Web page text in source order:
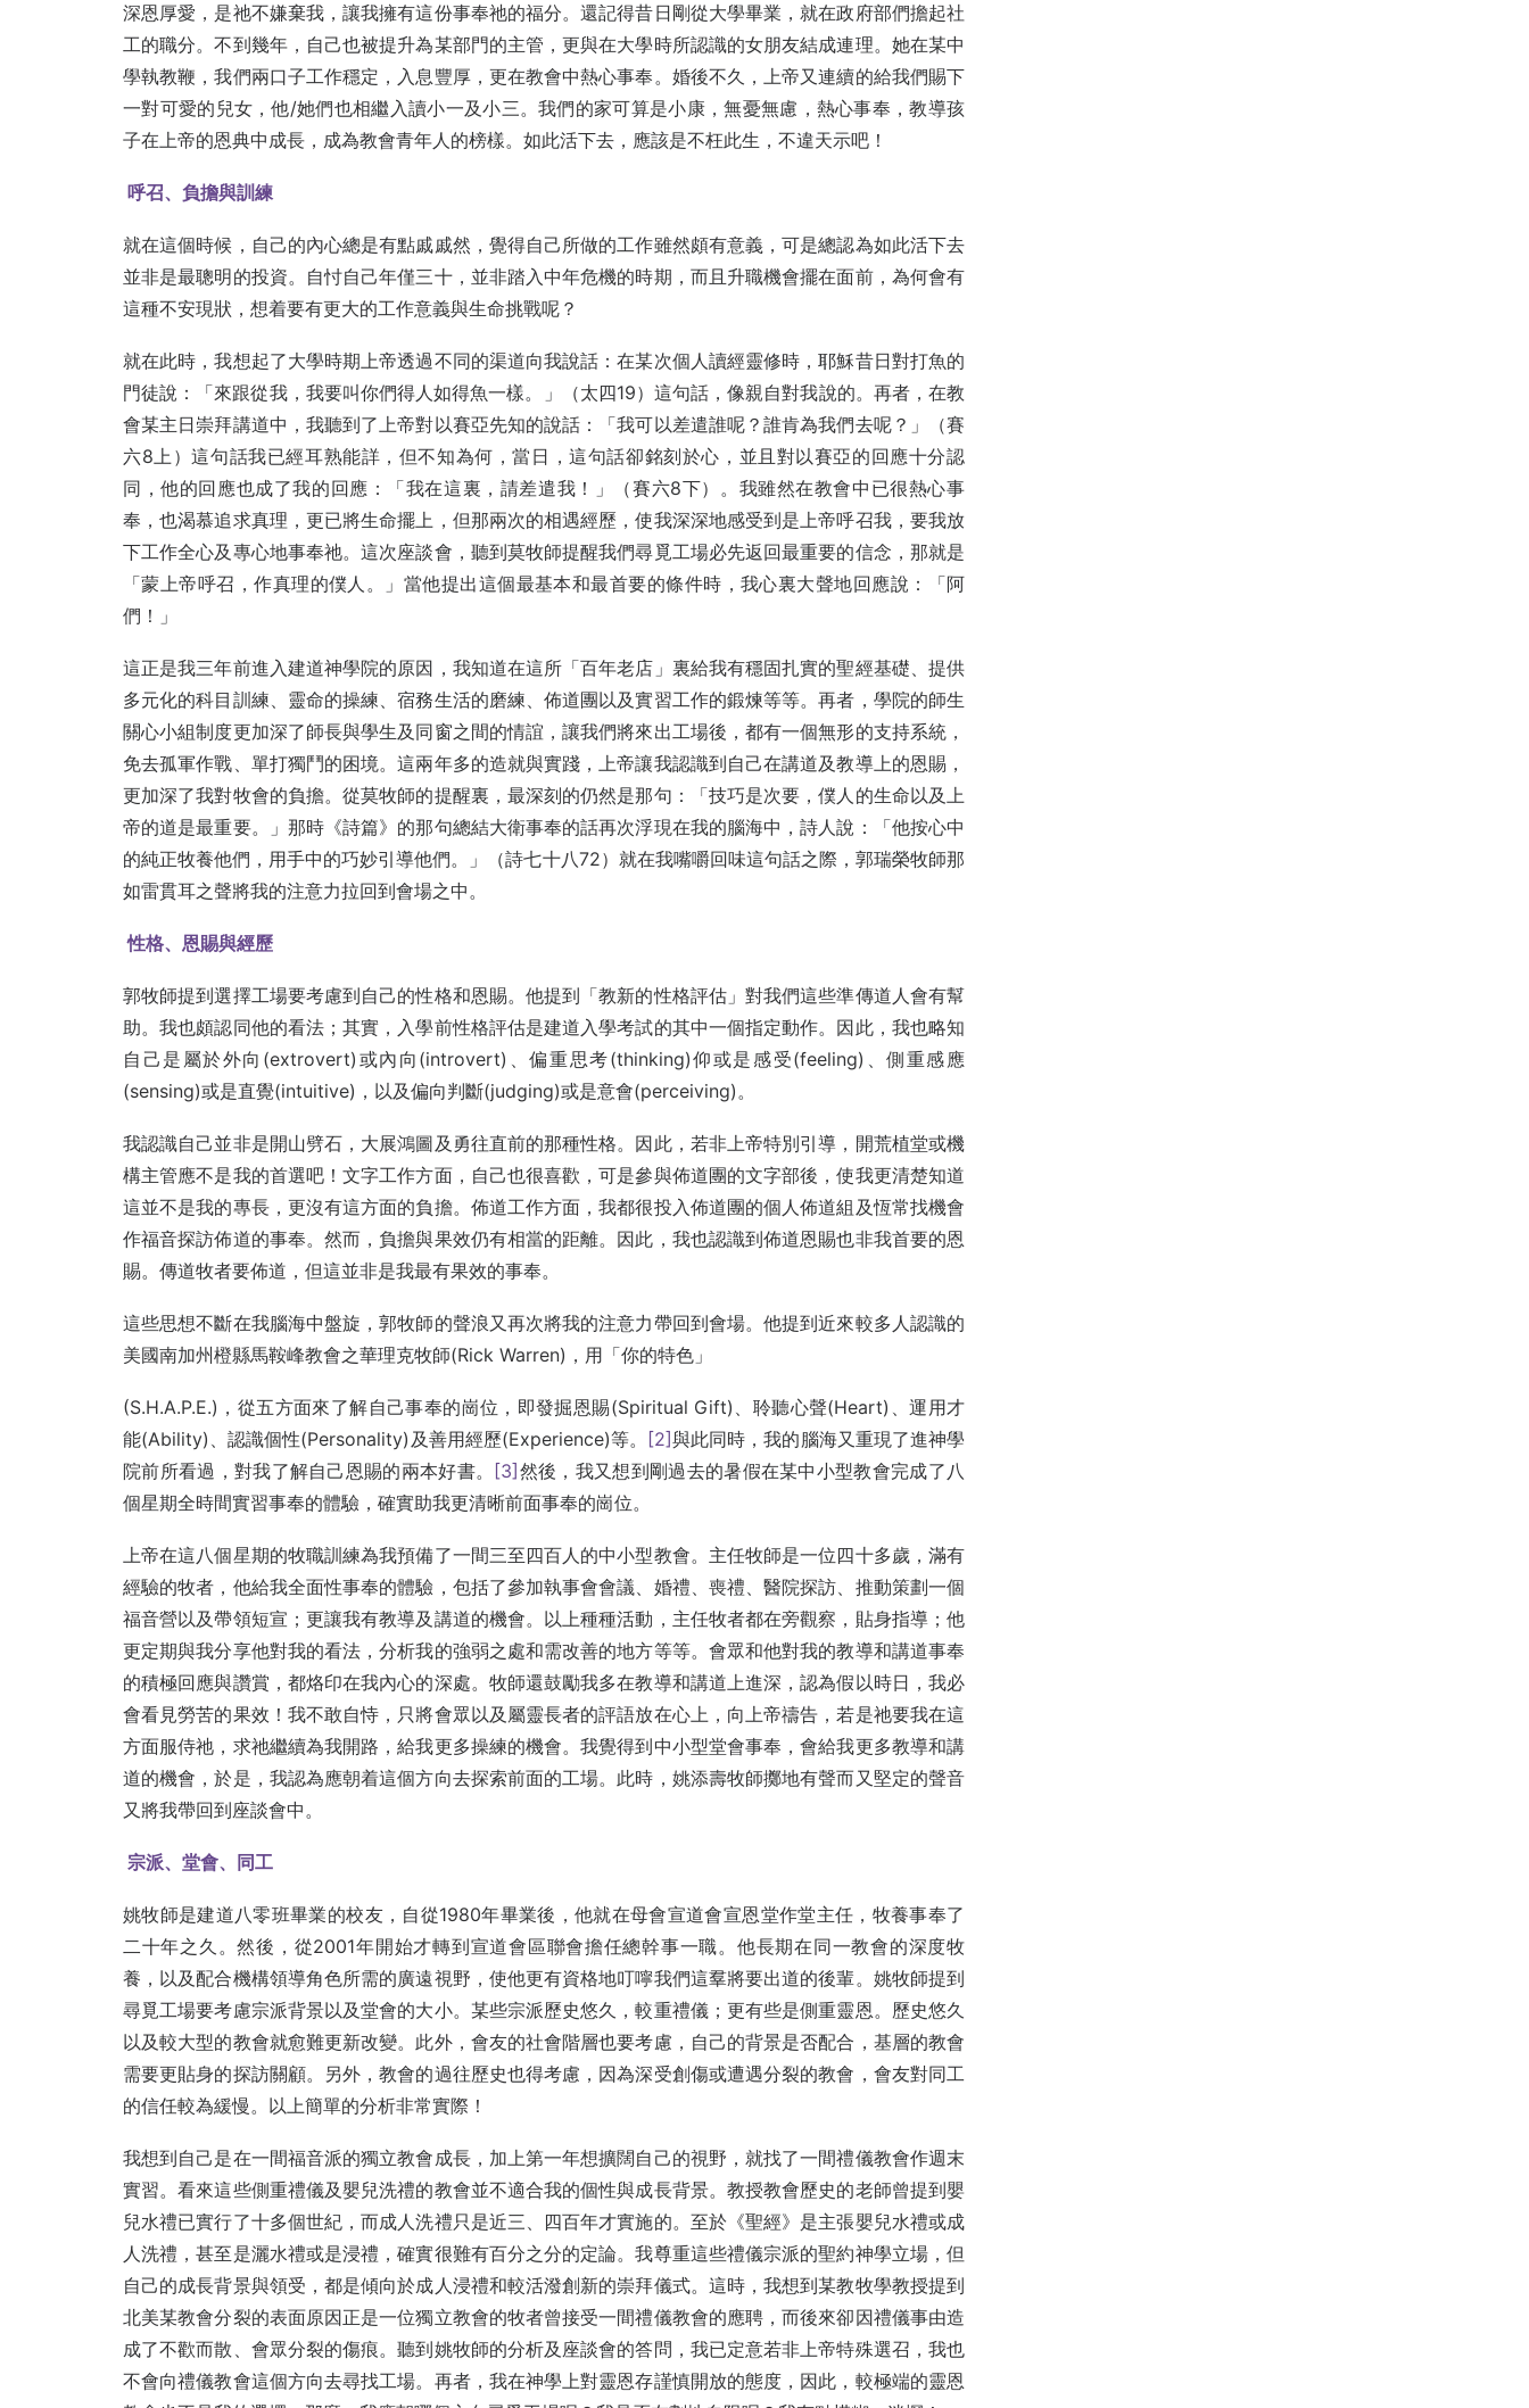
深恩厚愛，是祂不嫌棄我，讓我擁有這份事奉祂的福分。還記得昔日剛從大學畢業，就在政府部們擔起社
工的職分。不到幾年，自己也被提升為某部門的主管，更與在大學時所認識的女朋友結成連理。她在某中
學執教鞭，我們兩口子工作穩定，入息豐厚，更在教會中熱心事奉。婚後不久，上帝又連續的給我們賜下
一對可愛的兒女，他/她們也相繼入讀小一及小三。我們的家可算是小康，無憂無慮，熱心事奉，教導孩
子在上帝的恩典中成長，成為教會青年人的榜樣。如此活下去，應該是不枉此生，不違天示吧！
呼召、負擔與訓練
就在這個時候，自己的內心總是有點戚戚然，覺得自己所做的工作雖然頗有意義，可是總認為如此活下去
並非是最聰明的投資。自忖自己年僅三十，並非踏入中年危機的時期，而且升職機會擺在面前，為何會有
這種不安現狀，想着要有更大的工作意義與生命挑戰呢？
就在此時，我想起了大學時期上帝透過不同的渠道向我說話：在某次個人讀經靈修時，耶穌昔日對打魚的
門徒說：「來跟從我，我要叫你們得人如得魚一樣。」（太四19）這句話，像親自對我說的。再者，在教
會某主日崇拜講道中，我聽到了上帝對以賽亞先知的說話：「我可以差遣誰呢？誰肯為我們去呢？」（賽
六8上）這句話我已經耳熟能詳，但不知為何，當日，這句話卻銘刻於心，並且對以賽亞的回應十分認
同，他的回應也成了我的回應：「我在這裏，請差遣我！」（賽六8下）。我雖然在教會中已很熱心事
奉，也渴慕追求真理，更已將生命擺上，但那兩次的相遇經歷，使我深深地感受到是上帝呼召我，要我放
下工作全心及專心地事奉祂。這次座談會，聽到莫牧師提醒我們尋覓工場必先返回最重要的信念，那就是
「蒙上帝呼召，作真理的僕人。」當他提出這個最基本和最首要的條件時，我心裏大聲地回應說：「阿
們！」
這正是我三年前進入建道神學院的原因，我知道在這所「百年老店」裏給我有穩固扎實的聖經基礎、提供
多元化的科目訓練、靈命的操練、宿務生活的磨練、佈道團以及實習工作的鍛煉等等。再者，學院的師生
關心小組制度更加深了師長與學生及同窗之間的情誼，讓我們將來出工場後，都有一個無形的支持系統，
免去孤軍作戰、單打獨鬥的困境。這兩年多的造就與實踐，上帝讓我認識到自己在講道及教導上的恩賜，
更加深了我對牧會的負擔。從莫牧師的提醒裏，最深刻的仍然是那句：「技巧是次要，僕人的生命以及上
帝的道是最重要。」那時《詩篇》的那句總結大衛事奉的話再次浮現在我的腦海中，詩人說：「他按心中
的純正牧養他們，用手中的巧妙引導他們。」（詩七十八72）就在我嘴嚼回味這句話之際，郭瑞榮牧師那
如雷貫耳之聲將我的注意力拉回到會場之中。
性格、恩賜與經歷
郭牧師提到選擇工場要考慮到自己的性格和恩賜。他提到「教新的性格評估」對我們這些準傳道人會有幫
助。我也頗認同他的看法；其實，入學前性格評估是建道入學考試的其中一個指定動作。因此，我也略知
自己是屬於外向(extrovert)或內向(introvert)、偏重思考(thinking)仰或是感受(feeling)、側重感應
(sensing)或是直覺(intuitive)，以及偏向判斷(judging)或是意會(perceiving)。
我認識自己並非是開山劈石，大展鴻圖及勇往直前的那種性格。因此，若非上帝特別引導，開荒植堂或機
構主管應不是我的首選吧！文字工作方面，自己也很喜歡，可是參與佈道團的文字部後，使我更清楚知道
這並不是我的專長，更沒有這方面的負擔。佈道工作方面，我都很投入佈道團的個人佈道組及恆常找機會
作福音探訪佈道的事奉。然而，負擔與果效仍有相當的距離。因此，我也認識到佈道恩賜也非我首要的恩
賜。傳道牧者要佈道，但這並非是我最有果效的事奉。
這些思想不斷在我腦海中盤旋，郭牧師的聲浪又再次將我的注意力帶回到會場。他提到近來較多人認識的
美國南加州橙縣馬鞍峰教會之華理克牧師(Rick Warren)，用「你的特色」
(S.H.A.P.E.)，從五方面來了解自己事奉的崗位，即發掘恩賜(Spiritual Gift)、聆聽心聲(Heart)、運用才
能(Ability)、認識個性(Personality)及善用經歷(Experience)等。
[2]與此同時，我的腦海又重現了進神學
院前所看過，對我了解自己恩賜的兩本好書。
[3] 然後，我又想到剛過去的暑假在某中小型教會完成了八
個星期全時間實習事奉的體驗，確實助我更清晰前面事奉的崗位。
上帝在這八個星期的牧職訓練為我預備了一間三至四百人的中小型教會。主任牧師是一位四十多歲，滿有
經驗的牧者，他給我全面性事奉的體驗，包括了參加執事會會議、婚禮、喪禮、醫院探訪、推動策劃一個
福音營以及帶領短宣；更讓我有教導及講道的機會。以上種種活動，主任牧者都在旁觀察，貼身指導；他
更定期與我分享他對我的看法，分析我的強弱之處和需改善的地方等等。會眾和他對我的教導和講道事奉
的積極回應與讚賞，都烙印在我內心的深處。牧師還鼓勵我多在教導和講道上進深，認為假以時日，我必
會看見勞苦的果效！我不敢自恃，只將會眾以及屬靈長者的評語放在心上，向上帝禱告，若是祂要我在這
方面服侍祂，求祂繼續為我開路，給我更多操練的機會。我覺得到中小型堂會事奉，會給我更多教導和講
道的機會，於是，我認為應朝着這個方向去探索前面的工場。此時，姚添壽牧師擲地有聲而又堅定的聲音
又將我帶回到座談會中。
宗派、堂會、同工
姚牧師是建道八零班畢業的校友，自從1980年畢業後，他就在母會宣道會宣恩堂作堂主任，牧養事奉了
二十年之久。然後，從2001年開始才轉到宣道會區聯會擔任總幹事一職。他長期在同一教會的深度牧
養，以及配合機構領導角色所需的廣遠視野，使他更有資格地叮嚀我們這羣將要出道的後輩。姚牧師提到
尋覓工場要考慮宗派背景以及堂會的大小。某些宗派歷史悠久，較重禮儀；更有些是側重靈恩。歷史悠久
以及較大型的教會就愈難更新改變。此外，會友的社會階層也要考慮，自己的背景是否配合，基層的教會
需要更貼身的探訪關顧。另外，教會的過往歷史也得考慮，因為深受創傷或遭遇分裂的教會，會友對同工
的信任較為緩慢。以上簡單的分析非常實際！
我想到自己是在一間福音派的獨立教會成長，加上第一年想擴闊自己的視野，就找了一間禮儀教會作週末
實習。看來這些側重禮儀及嬰兒洗禮的教會並不適合我的個性與成長背景。教授教會歷史的老師曾提到嬰
兒水禮已實行了十多個世紀，而成人洗禮只是近三、四百年才實施的。至於《聖經》是主張嬰兒水禮或成
人洗禮，甚至是灑水禮或是浸禮，確實很難有百分之分的定論。我尊重這些禮儀宗派的聖約神學立場，但
自己的成長背景與領受，都是傾向於成人浸禮和較活潑創新的崇拜儀式。這時，我想到某教牧學教授提到
北美某教會分裂的表面原因正是一位獨立教會的牧者曾接受一間禮儀教會的應聘，而後來卻因禮儀事由造
成了不歡而散、會眾分裂的傷痕。聽到姚牧師的分析及座談會的答問，我已定意若非上帝特殊選召，我也
不會向禮儀教會這個方向去尋找工場。再者，我在神學上對靈恩存謹慎開放的態度，因此，較極端的靈恩